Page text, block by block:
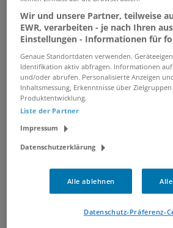
verwandte und ähnliche
CTS Customer Technical
(f/m/d)
09.07.2026 /Beckman Coulter -
Krefeld
Operationstechnischer
(OTA) / OP-Pflege (m/w/d)
04.08.2026 /BS Breitkreuz GmbH
Hamburg, Kiel, Düsseldorf, Köln
Wir und unsere Partner, teilweise
EWR, verarbeiten - je nach Ihren
Einstellungen - Informationen für
Genaue Standortdaten verwenden.
Identifikation aktiv abfragen. Informationen
und/oder abrufen. Personalisierte Anzeigen
Inhaltsmessung, Erkenntnisse über
Produktentwicklung.
Liste der Partner
Impressum
Datenschutzerklärung
Alle ablehnen
Datenschutz-Präferenz-